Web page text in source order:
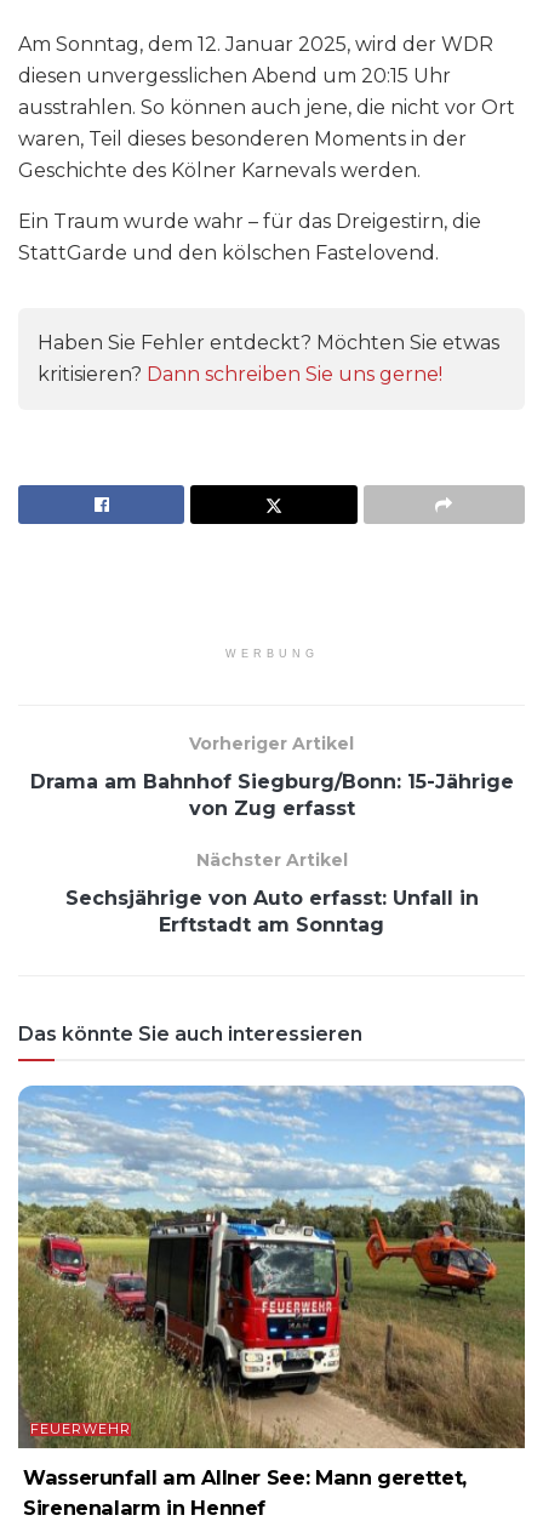
Am Sonntag, dem 12. Januar 2025, wird der WDR
diesen unvergesslichen Abend um 20:15 Uhr
ausstrahlen. So können auch jene, die nicht vor Ort
waren, Teil dieses besonderen Moments in der
Geschichte des Kölner Karnevals werden.
Ein Traum wurde wahr – für das Dreigestirn, die
StattGarde und den kölschen Fastelovend.
Haben Sie Fehler entdeckt? Möchten Sie etwas
kritisieren? Dann schreiben Sie uns gerne!
WERBUNG
Vorheriger Artikel
Drama am Bahnhof Siegburg/Bonn: 15-Jährige
von Zug erfasst
Nächster Artikel
Sechsjährige von Auto erfasst: Unfall in
Erftstadt am Sonntag
Das könnte Sie auch interessieren
FEUERWEHR
Wasserunfall am Allner See: Mann gerettet,
Sirenenalarm in Hennef